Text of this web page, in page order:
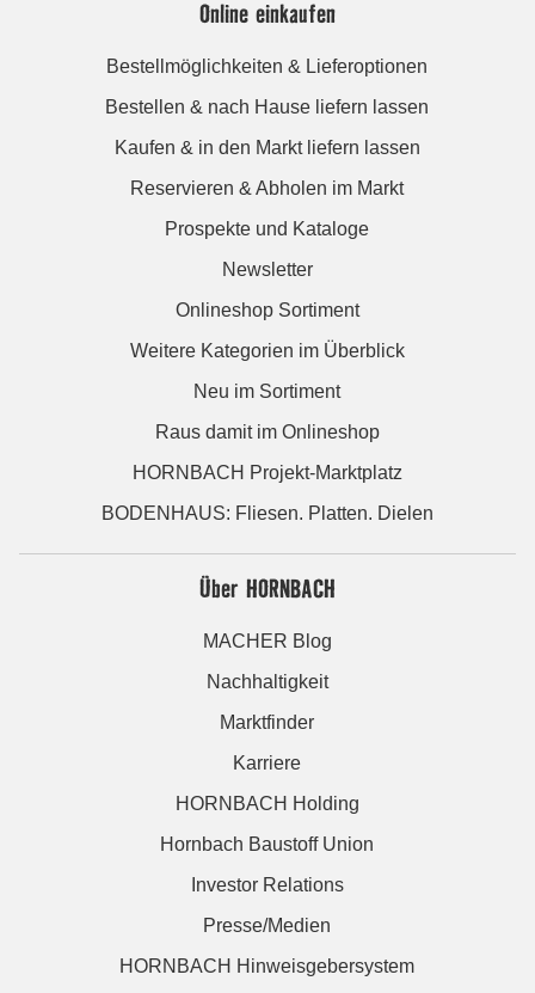
Online einkaufen
Bestellmöglichkeiten & Lieferoptionen
Bestellen & nach Hause liefern lassen
Kaufen & in den Markt liefern lassen
Reservieren & Abholen im Markt
Prospekte und Kataloge
Newsletter
Onlineshop Sortiment
Weitere Kategorien im Überblick
Neu im Sortiment
Raus damit im Onlineshop
HORNBACH Projekt-Marktplatz
BODENHAUS: Fliesen. Platten. Dielen
Über HORNBACH
MACHER Blog
Nachhaltigkeit
Marktfinder
Karriere
HORNBACH Holding
Hornbach Baustoff Union
Investor Relations
Presse/Medien
HORNBACH Hinweisgebersystem